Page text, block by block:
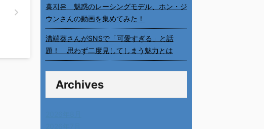
홍지은 魅惑のレーシングモデル、ホン・ジ
ウンさんの動画を集めてみた！
溝端葵さんがSNSで「可愛すぎる」と話
題！ 思わず二度見してしまう魅力とは
Archives